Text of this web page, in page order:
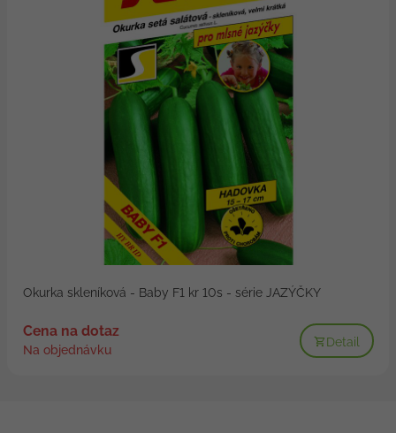
Okurka skleníková - Baby F1 kr 10s - série JAZÝČKY
Cena na dotaz
Na objednávku
Detail